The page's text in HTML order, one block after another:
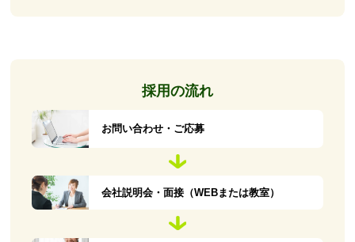
採用の流れ
お問い合わせ・ご応募
会社説明会・面接（WEBまたは教室）